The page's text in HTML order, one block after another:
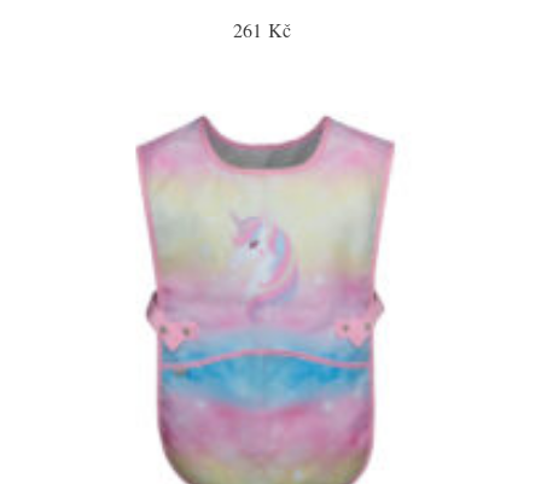
261 Kč